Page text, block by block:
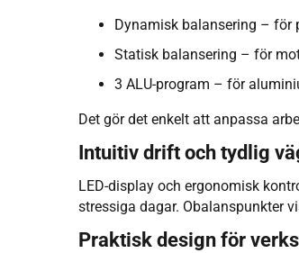
Dynamisk balansering – för
Statisk balansering – för
3 ALU-program – för
Det gör det enkelt att anpassa
Intuitiv drift och tydlig
LED-display och ergonomisk
stressiga dagar. Obalanspunkter
Praktisk design för